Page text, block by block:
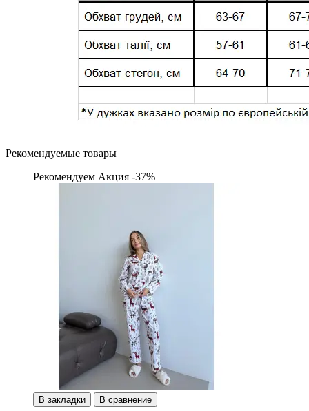
Рекомендуемые товары
Рекомендуем Акция -37%
В закладки В сравнение